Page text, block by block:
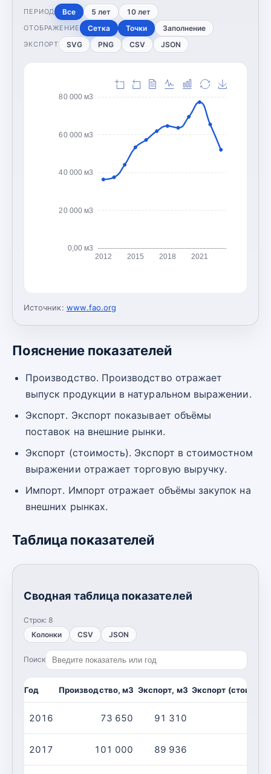
ПЕРИОД Все 5 лет 10 лет
ОТОБРАЖЕНИЕ Сетка Точки Заполнение
ЭКСПОРТ SVG PNG CSV JSON
0,00 м3
20 000 м3
40 000 м3
60 000 м3
80 000 м3
2012 2015 2018 2021
Источник: www.fao.org
Пояснение показателей
Производство. Производство отражает
выпуск продукции в натуральном выражении.
Экспорт. Экспорт показывает объёмы
поставок на внешние рынки.
Экспорт (стоимость). Экспорт в стоимостном
выражении отражает торговую выручку.
Импорт. Импорт отражает объёмы закупок на
внешних рынках.
Таблица показателей
Сводная таблица показателей
Строк: 8
Колонки
CSV JSON
Поиск
Год Производство, м3 Экспорт, м3 Экспорт
2016 73 650 91 310
2017 101 000 89 936